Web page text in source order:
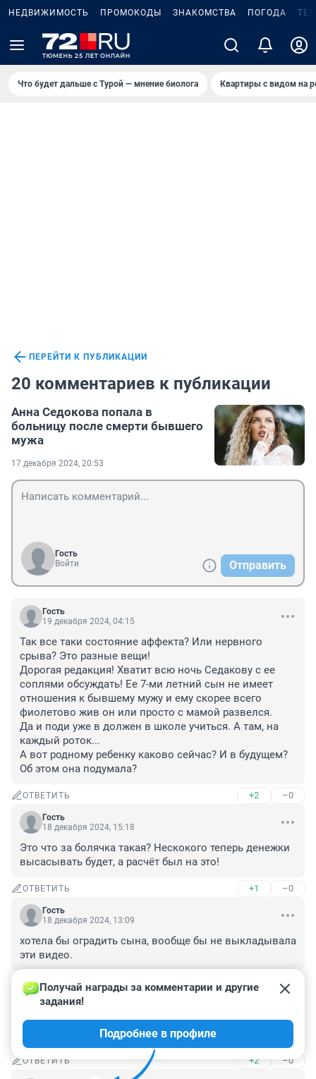
НЕДВИЖИМОСТЬ ПРОМОКОДЫ ЗНАКОМСТВА ПОГОДА
Что будет дальше с Турой — мнение биолога Квартиры с видом на
ПЕРЕЙТИ К ПУБЛИКАЦИИ
20 комментариев к публикации
Анна Седокова попала в
больницу после смерти бывшего
мужа
17 декабря 2024, 20:53
Гость
Войти
Отправить
Гость
19 декабря 2024, 04:15
Так все таки состояние аффекта? Или нервного
срыва? Это разные вещи!
Дорогая редакция! Хватит всю ночь Седакову с ее
соплями обсуждать! Ее 7-ми летний сын не имеет
отношения к бывшему мужу и ему скорее всего
фиолетово жив он или просто с мамой развелся.
Да и поди уже в должен в школе учиться. А там, на
каждый роток...
А вот родному ребенку каково сейчас? И в будущем?
Об этом она подумала?
ОТВЕТИТЬ +2 –0
Гость
18 декабря 2024, 15:18
Это что за болячка такая? Нескокого теперь денежки
высасывать будет, а расчёт был на это!
ОТВЕТИТЬ +1 –0
Гость
18 декабря 2024, 13:09
хотела бы оградить сына, вообще бы не выкладывала
эти видео.
ОТВЕТИТЬ –0
Гость
А нам то что теперь делать?
ОТВЕТИТЬ +2 –0
Получай награды за комментарии и другие
задания!
Подробнее в профиле